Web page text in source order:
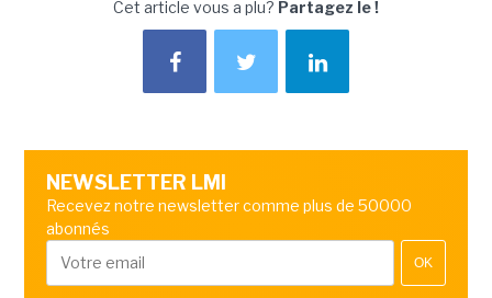
Cet article vous a plu? Partagez le !
NEWSLETTER LMI
Recevez notre newsletter comme plus de 50000
abonnés
OK